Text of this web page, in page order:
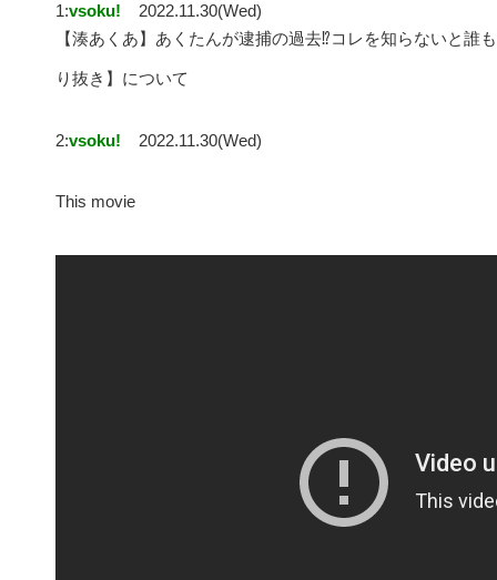
1:vsoku!
2022.11.30(Wed)
【湊あくあ】あくたんが逮捕の過去⁉︎コレを知らないと
り抜き】について
2:vsoku! 2022.11.30(Wed)
This movie